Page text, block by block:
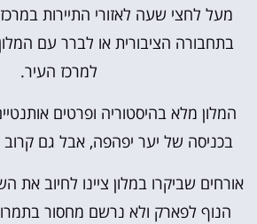
מעל לחצי שעה לאזורי התיירות
בתחבורה הציבורית או לברר עם
למרכז העיר.
המלון מלא בהיסטוריה ופרטים
בכניסה של יער יפהפה, אבל גם
אורחים שביקרו במלון ציינו לחיוב את
הנוף לפארק ולא נרשם מחסור